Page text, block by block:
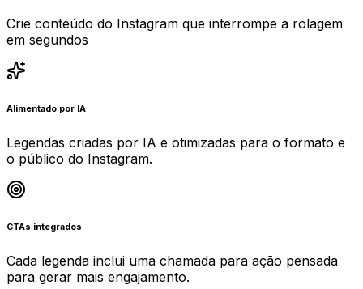
Crie conteúdo do Instagram que interrompe a rolagem
em segundos
Alimentado por IA
Legendas criadas por IA e otimizadas para o formato e
o público do Instagram.
CTAs integrados
Cada legenda inclui uma chamada para ação pensada
para gerar mais engajamento.